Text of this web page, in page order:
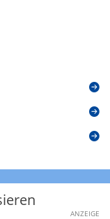
ANZEIGE